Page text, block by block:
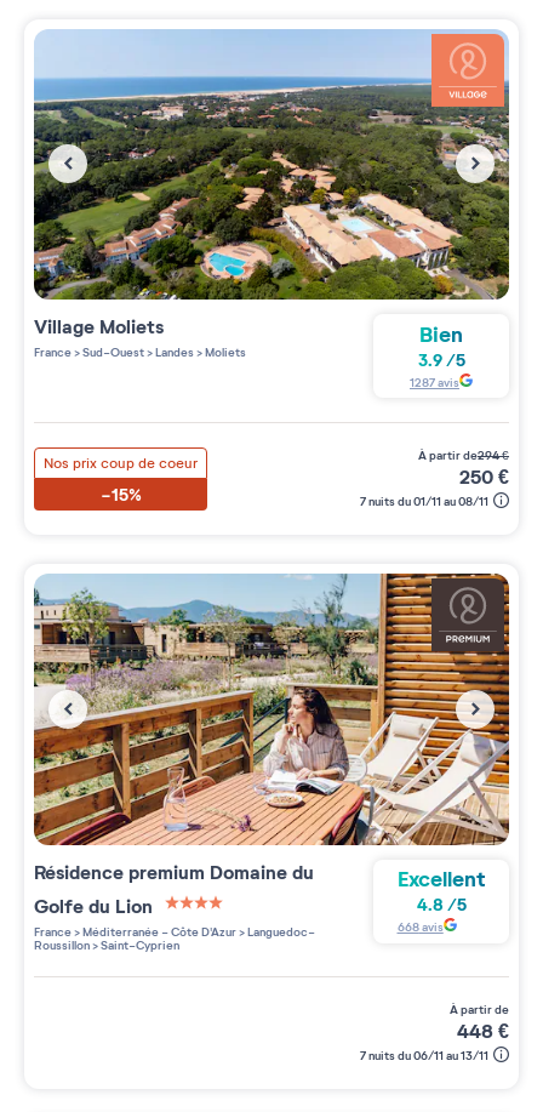
Village Moliets
France>Sud-Ouest>Landes>Moliets
Bien
3.9/5
1287avis
Nos prix coup de coeur
-15%
à partir de294€
250€
7 nuits du 01/11 au 08/11
Résidence premium Domaine du
Golfe du Lion
4 étoiles sur 5
France>Méditerranée - Côte D'Azur>Languedoc-
Roussillon>Saint-Cyprien
Excellent
4.8 /5
668avis
à partir de
448€
7 nuits du 06/11 au 13/11